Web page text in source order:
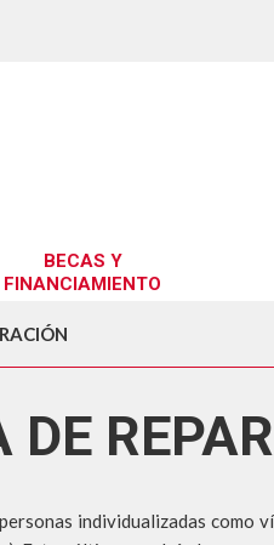
BECAS Y
FINANCIAMIENTO
UCSC
MINEDUC
DE
individualizadas como